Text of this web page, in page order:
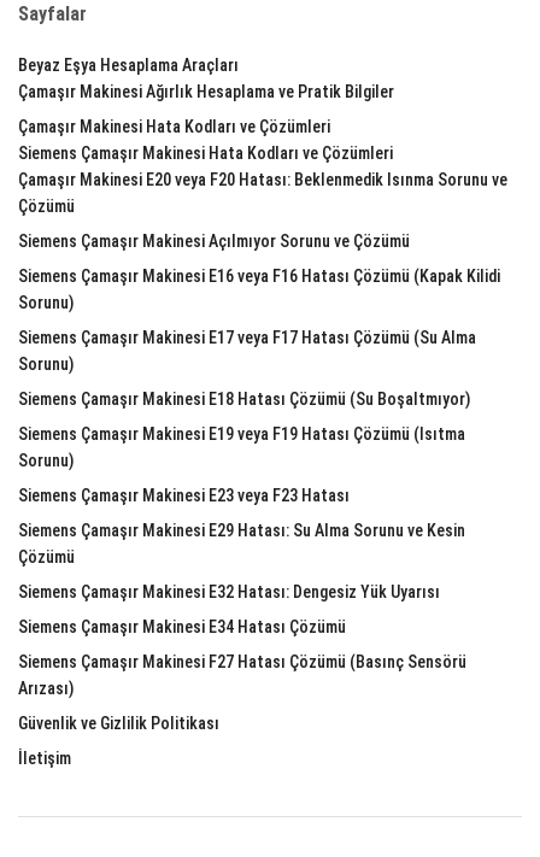
Sayfalar
Beyaz Eşya Hesaplama Araçları
Çamaşır Makinesi Ağırlık Hesaplama ve Pratik Bilgiler
Çamaşır Makinesi Hata Kodları ve Çözümleri
Siemens Çamaşır Makinesi Hata Kodları ve Çözümleri
Çamaşır Makinesi E20 veya F20 Hatası: Beklenmedik Isınma Sorunu ve
Çözümü
Siemens Çamaşır Makinesi Açılmıyor Sorunu ve Çözümü
Siemens Çamaşır Makinesi E16 veya F16 Hatası Çözümü (Kapak Kilidi
Sorunu)
Siemens Çamaşır Makinesi E17 veya F17 Hatası Çözümü (Su Alma
Sorunu)
Siemens Çamaşır Makinesi E18 Hatası Çözümü (Su Boşaltmıyor)
Siemens Çamaşır Makinesi E19 veya F19 Hatası Çözümü (Isıtma
Sorunu)
Siemens Çamaşır Makinesi E23 veya F23 Hatası
Siemens Çamaşır Makinesi E29 Hatası: Su Alma Sorunu ve Kesin
Çözümü
Siemens Çamaşır Makinesi E32 Hatası: Dengesiz Yük Uyarısı
Siemens Çamaşır Makinesi E34 Hatası Çözümü
Siemens Çamaşır Makinesi F27 Hatası Çözümü (Basınç Sensörü
Arızası)
Güvenlik ve Gizlilik Politikası
İletişim